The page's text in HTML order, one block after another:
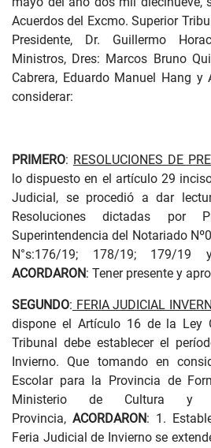
Acuerdos del Excmo. Superior
Presidente, Dr. Guillermo
Ministros, Dres: Marcos Bruno
Cabrera, Eduardo Manuel Hang y
considerar:
PRIMERO: RESOLUCIONES DE
lo dispuesto en el artículo 29
Judicial, se procedió a dar
Resoluciones dictadas por
Superintendencia del Notariado
N°s:176/19; 178/19; 179/
ACORDARON: Tener presente y
SEGUNDO: FERIA JUDICIAL
dispone el Artículo 16 de la Ley
Tribunal debe establecer el
Invierno. Que tomando en
Escolar para la Provincia de
Ministerio de Cultura y
Provincia,ACORDARON: 1.
Feria Judicial de Invierno se